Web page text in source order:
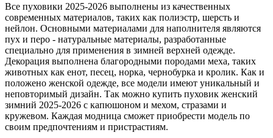
Все пуховики 2025-2026 выполнены из качественных
современных материалов, таких как полиэстр, шерсть и
нейлон. Основными материалами для наполнителя являются
пух и перо - натуральные материалы, разработанные
специально для применения в зимней верхней одежде.
Декорация выполнена благородными породами меха, таких
животных как енот, песец, норка, чернобурка и кролик. Как и
положено женской одежде, все модели имеют уникальный и
неповторимый дизайн. Так можно купить пуховик женский
зимний 2025-2026 с капюшоном и мехом, стразами и
кружевом. Каждая модница сможет приобрести модель по
своим предпочтениям и пристрастиям.